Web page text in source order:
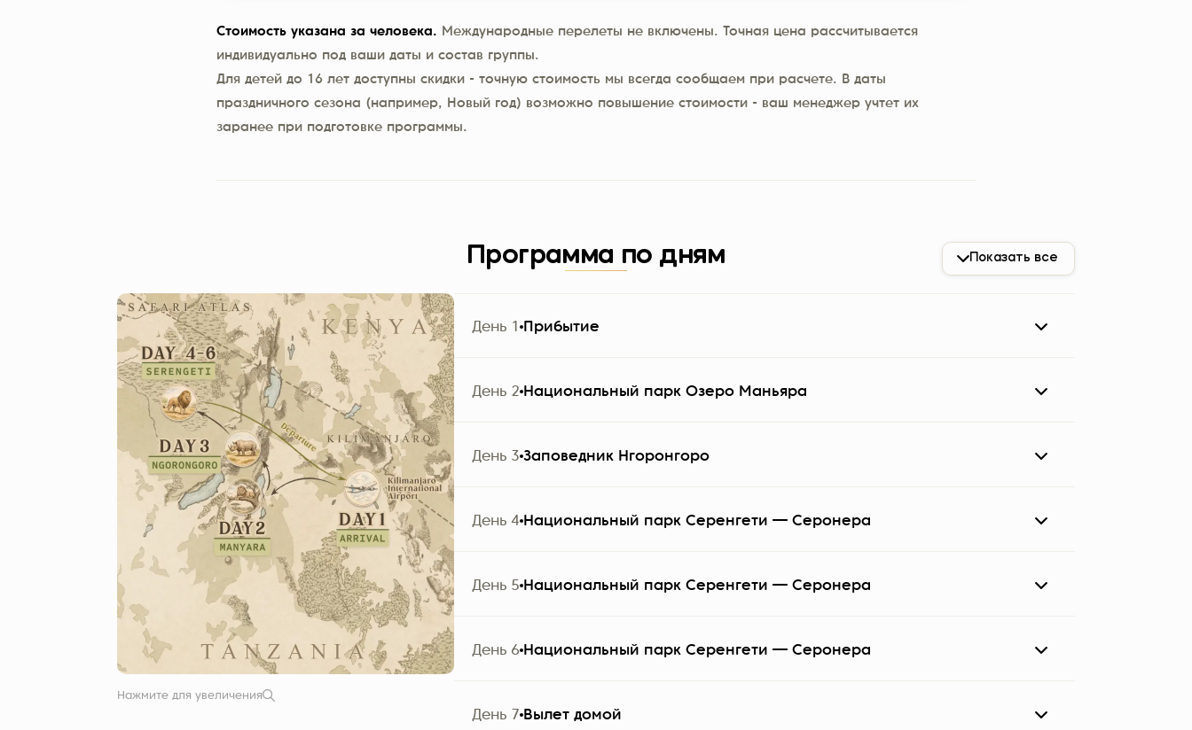
Стоимость указана за человека. Международные перелеты не включены. Точная цена рассчитывается
индивидуально под ваши даты и состав группы.
Для детей до 16 лет доступны скидки - точную стоимость мы всегда сообщаем при расчете. В даты
праздничного сезона (например, Новый год) возможно повышение стоимости - ваш менеджер учтет их
заранее при подготовке программы.
Программа по дням Показать все
Нажмите для увеличения
День 1 Прибытие
Группа прибывает в аэропорт Килиманджаро (JRO). Участников встречает представитель
Примечание:Заселение начинается в 14:00.
Options based on your package:
Ngare Sero Mountain Lodge 4*
Elewana Arusha Coffee Lodge 5*
Explorer
День 2 Национальный парк Озеро Маньяра
День 3 Заповедник Нгоронгоро
День 4 Национальный парк Серенгети — Серонера
День 5 Национальный парк Серенгети — Серонера
День 6 Национальный парк Серенгети — Серонера
День 7 Вылет домой